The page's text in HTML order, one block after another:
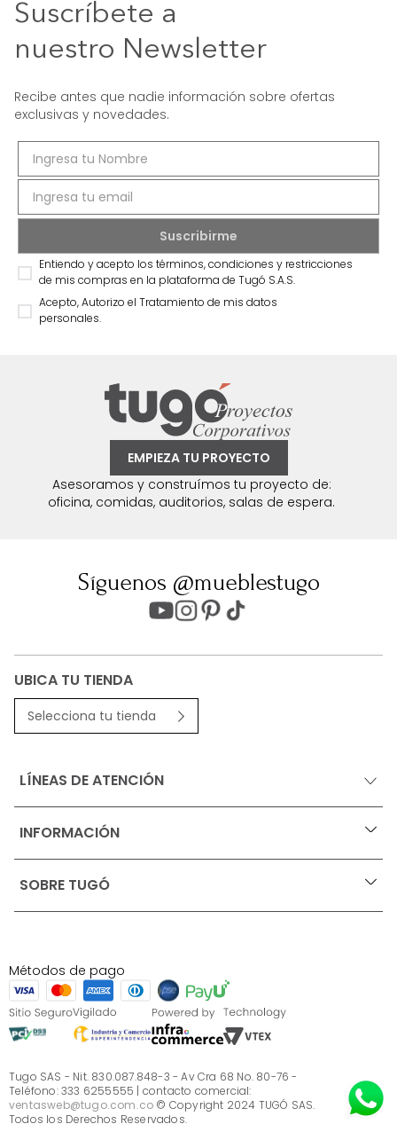
Suscríbete a
nuestro Newsletter
Recibe antes que nadie información sobre ofertas
exclusivas y novedades.
Entiendo y acepto los términos, condiciones y restricciones
de mis compras en la plataforma de Tugó S.A.S.
Acepto, Autorizo el Tratamiento de mis datos
personales.
EMPIEZA TU PROYECTO
Asesoramos y construímos tu proyecto de:
oficina, comidas, auditorios, salas de espera.
Síguenos @mueblestugo
UBICA TU TIENDA
Selecciona tu tienda
LÍNEAS DE ATENCIÓN
INFORMACIÓN +
Ofertas vigentes
Términos, condiciones y restricciones para productos
S.A.S
Términos, condiciones y restricciones Tugó S.A.S
Instructivo cuidado de muebles
Sé parte de Tugó
¿Quiénes somos?
Servicio al cliente
SOBRE TUGÓ +
¿Quieres vender en Tugó?
Métodos de pago
Tugo SAS - Nit. 830.087.848-3 - Av Cra 68 No. 80-76 -
Teléfono: 333 6255555 | contacto comercial:
ventasweb@tugo.com.co © Copyright 2024 TUGÓ SAS.
Todos los Derechos Reservados.